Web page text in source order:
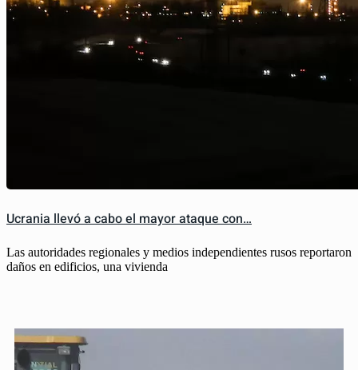
Ucrania llevó a cabo el mayor ataque con…
Las autoridades regionales y medios independientes rusos reportaron
daños en edificios, una vivienda